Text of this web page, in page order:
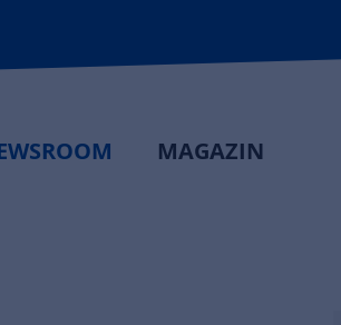
MAGAZIN